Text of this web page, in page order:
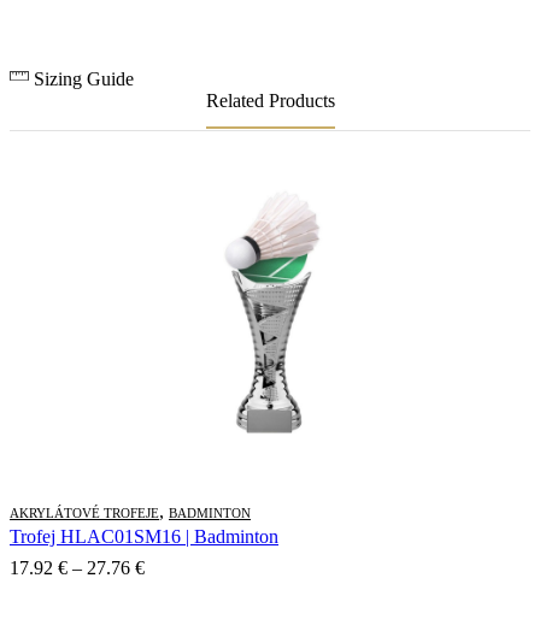
Sizing Guide
Related Products
AKRYLÁTOVÉ TROFEJE, BADMINTON
Trofej HLAC01SM16 | Badminton
17.92 € – 27.76 €Price